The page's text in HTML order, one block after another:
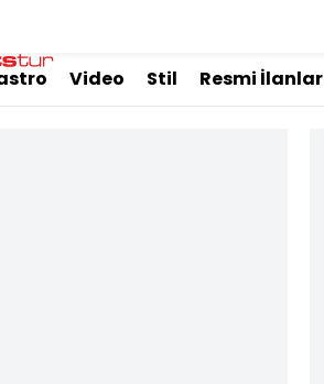
Video Stil Resmi İlanlar